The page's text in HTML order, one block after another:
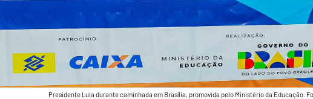
Presidente Lula durante caminhada em Brasília, promovida pelo Ministério da Educação.